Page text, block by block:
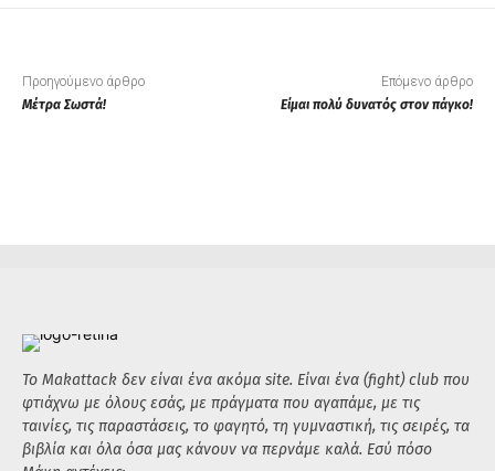
Προηγούμενο άρθρο
Μέτρα Σωστά!
Επόμενο άρθρο
Είμαι πολύ δυνατός στον πάγκο!
Το Makattack δεν είναι ένα ακόμα site. Είναι ένα (fight) club που
φτιάχνω με όλους εσάς, με πράγματα που αγαπάμε, με τις
ταινίες, τις παραστάσεις, το φαγητό, τη γυμναστική, τις σειρές, τα
βιβλία και όλα όσα μας κάνουν να περνάμε καλά. Εσύ πόσο